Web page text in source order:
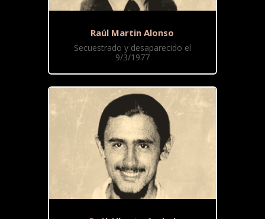
Raúl Martin Alonso
Secuestrado y desaparecido el
9/3/1977